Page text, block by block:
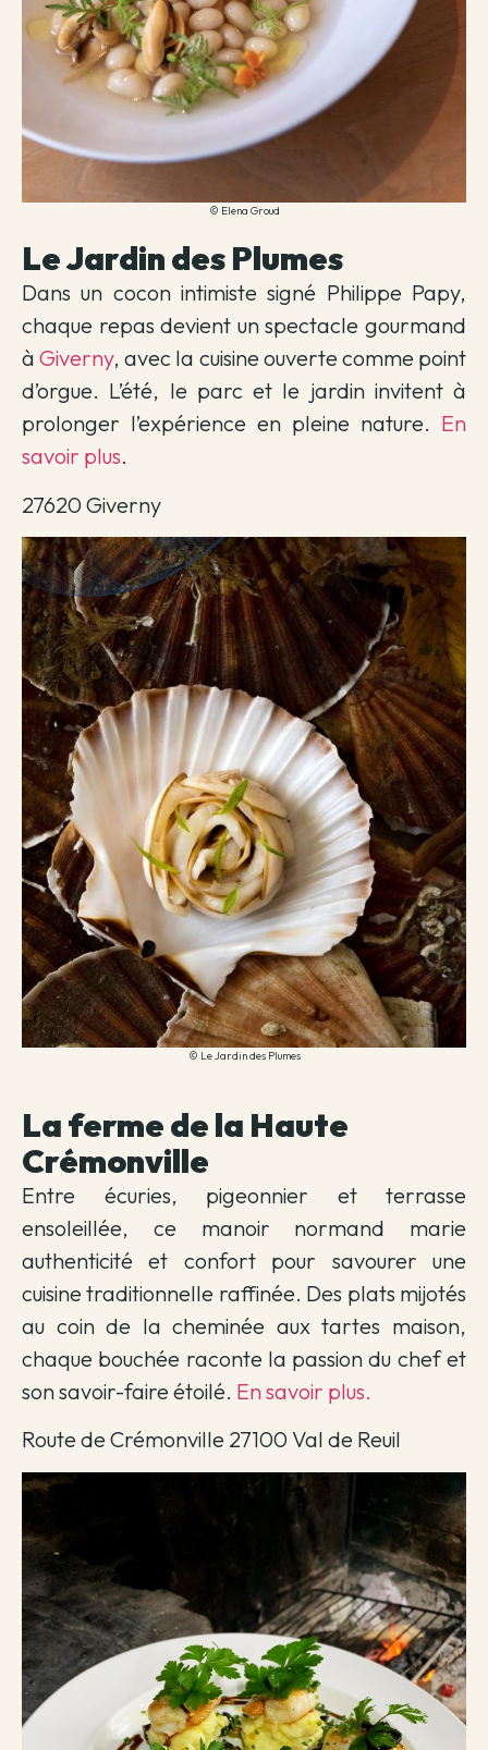
© Elena Groud
Le Jardin des Plumes
Dans un cocon intimiste signé Philippe Papy,
chaque repas devient un spectacle gourmand
àGiverny, avec la cuisine ouverte comme point
d’orgue. L’été, le parc et le jardin invitent à
prolonger l’expérience en pleine nature. En
savoir plus.
27620 Giverny
© Le Jardin des Plumes
La ferme de la Haute
Crémonville
Entre écuries, pigeonnier et terrasse
ensoleillée, ce manoir normand marie
authenticité et confort pour savourer une
cuisine traditionnelle raffinée. Des plats mijotés
au coin de la cheminée aux tartes maison,
chaque bouchée raconte la passion du chef et
son savoir-faire étoilé. En savoir plus.
Route de Crémonville 27100 Val de Reuil